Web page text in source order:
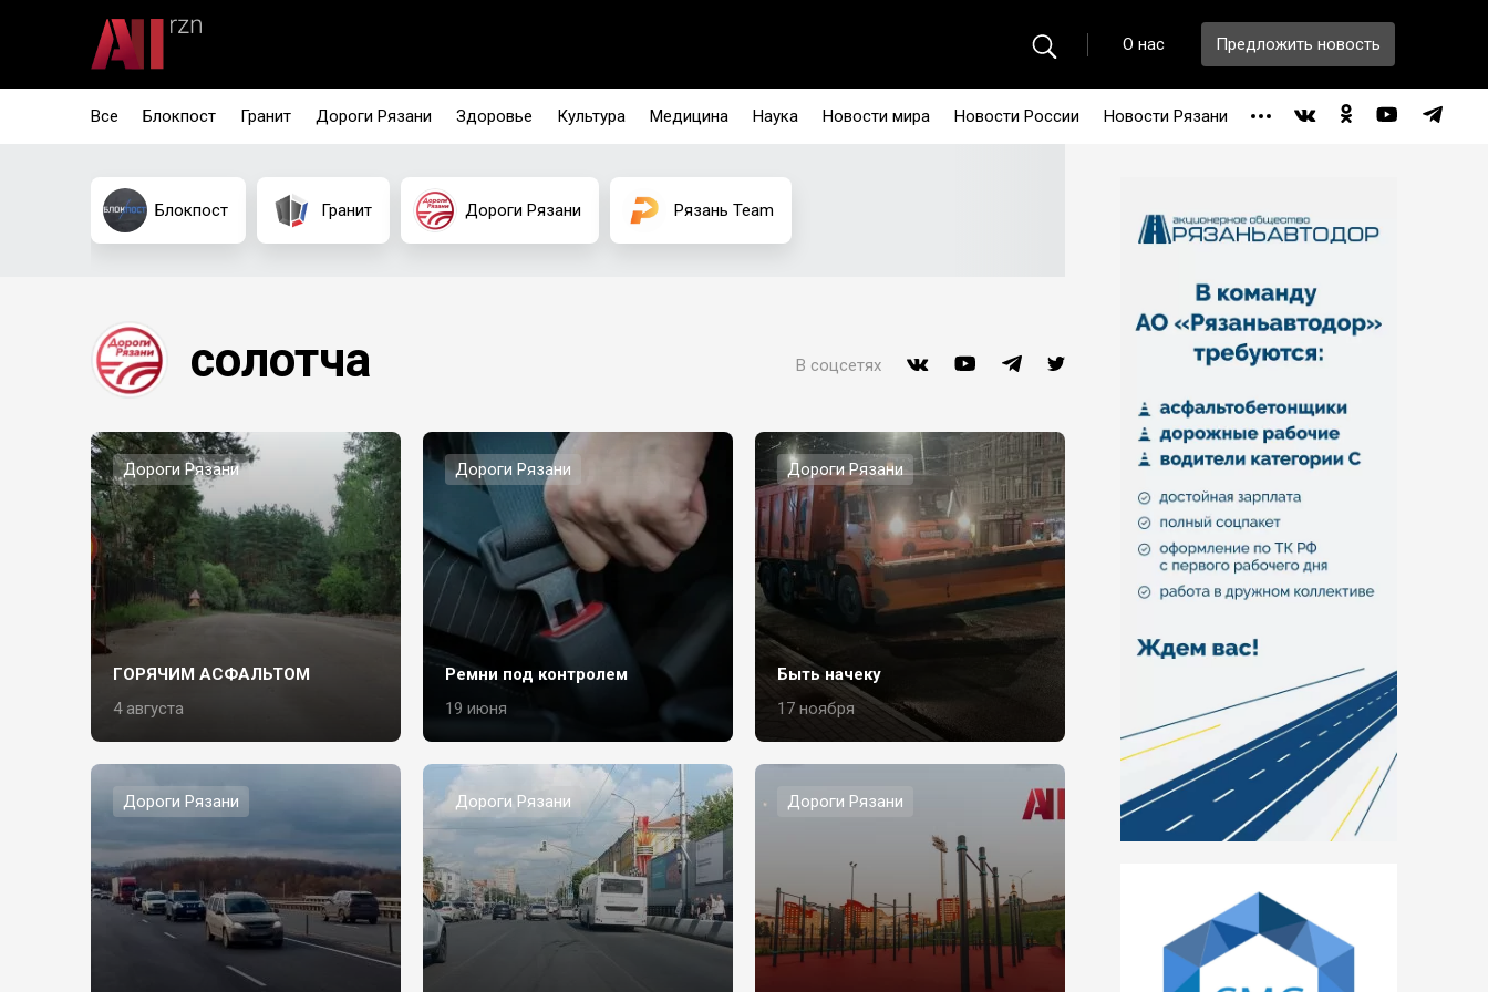
О нас Предложить новость
Все Блокпост Гранит Дороги Рязани Здоровье Культура Медицина Наука Новости мира Новости России Новости Рязани
Блокпост Гранит Дороги Рязани Рязань Team
солотча В соцсетях
Дороги Рязани
ГОРЯЧИМ АСФАЛЬТОМ
4 августа
Дороги Рязани
Ремни под контролем
19 июня
Дороги Рязани
Быть начеку
17 ноября
Дороги Рязани Дороги Рязани Дороги Рязани